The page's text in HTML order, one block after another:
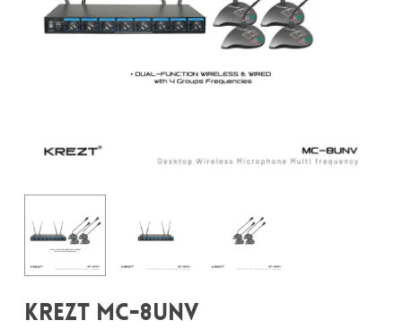
KREZT MC-8UNV